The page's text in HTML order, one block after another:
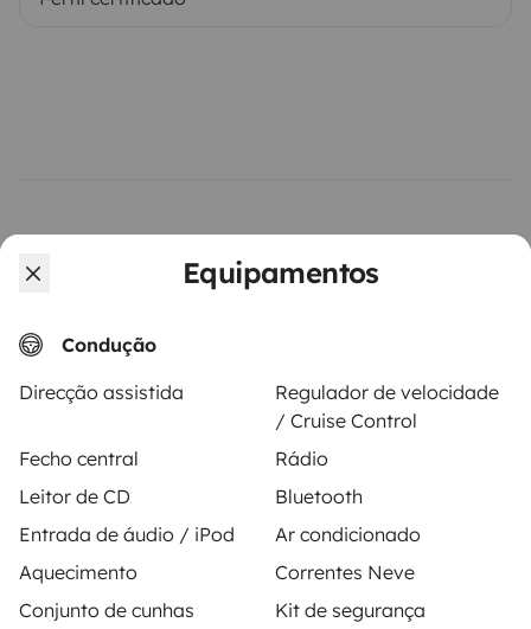
Equipamentos
Condução
Direcção assistida
Regulador de velocidade
/ Cruise Control
Fecho central
Rádio
Leitor de CD
Bluetooth
Entrada de áudio / iPod
Ar condicionado
Aquecimento
Correntes Neve
Conjunto de cunhas
Kit de segurança
Laurent
Tréglamus
3 viajantes
A partir de
Pluzunet
2 viajantes